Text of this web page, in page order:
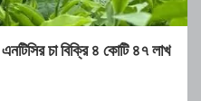
চা বিক্রি ৪ কোটি ৪৭ লাখ